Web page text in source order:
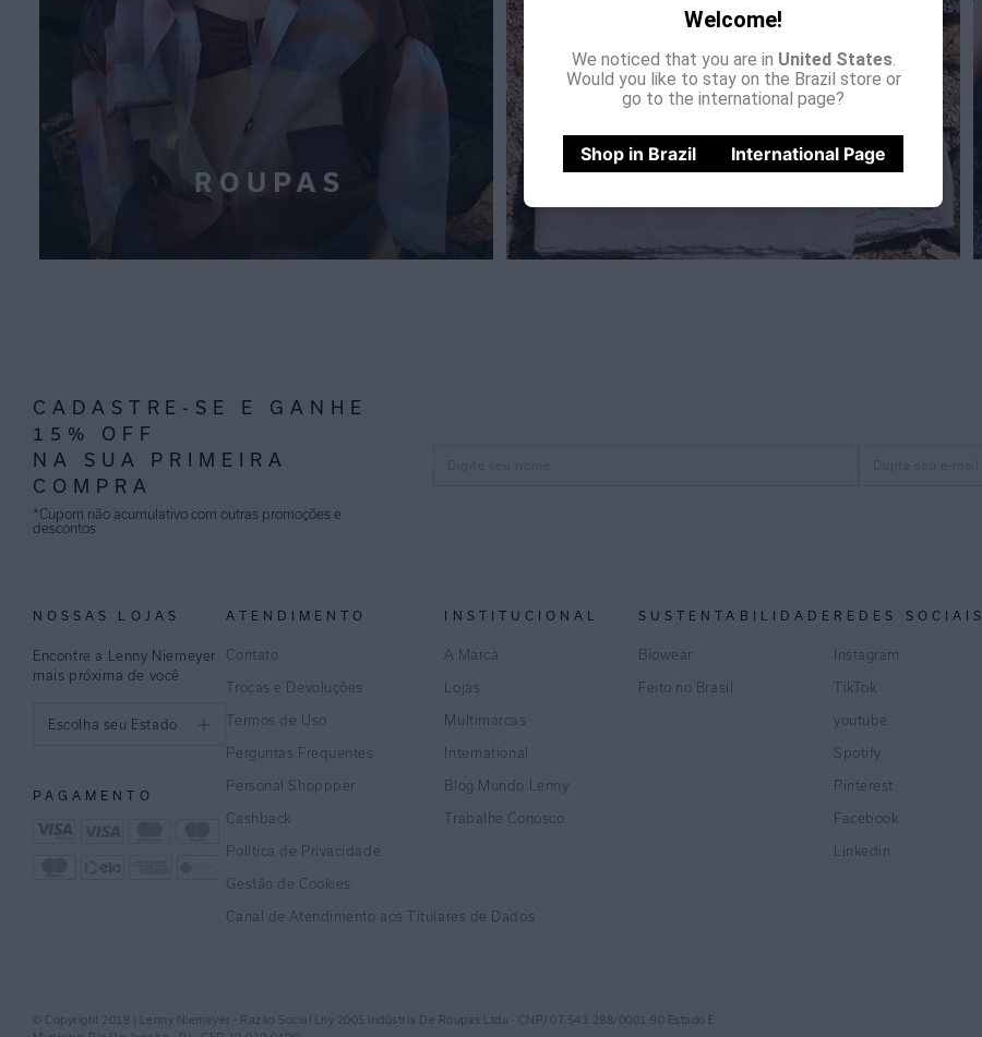
Welcome!
We noticed that you are in United States.
Would you like to stay on the Brazil store or
go to the international page?
Shop in Brazil International Page
CADASTRE-SE E GANHE
15% OFF
NA SUA PRIMEIRA
COMPRA
*Cupom não acumulativo com outras promoções e
descontos
NOSSAS LOJAS
Encontre a Lenny Niemeyer
mais próxima de você
Escolha seu Estado
Distrito Federal
PAGAMENTO
ATENDIMENTO
Contato
Trocas e Devoluções
Termos de Uso
Perguntas Frequentes
Personal Shoppper
Cashback
Política de Privacidade
Gestão de Cookies
Canal de Atendimento aos Títulares de Dados
INSTITUCIONAL
A Marca
Lojas
Multimarcas
International
Blog Mundo Lenny
Trabalhe Conosco
SUSTENTABILIDADE
Biowear
Feito no Brasil
REDES SOCIAIS
Instagram
TikTok
youtube
Spotify
Pinterest
Facebook
Linkedin
© Copyright 2018 | Lenny Niemeyer - Razão Social Lny 2005 Indústria De Roupas Ltda - CNPJ 07.543.288/0001-90 Estado E